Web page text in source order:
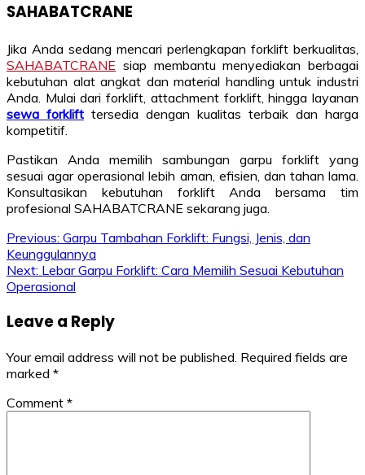
SAHABATCRANE
Jika Anda sedang mencari perlengkapan forklift berkualitas,
SAHABATCRANE siap membantu menyediakan berbagai
kebutuhan alat angkat dan material handling untuk industri
Anda. Mulai dari forklift, attachment forklift, hingga layanan
sewa forklift tersedia dengan kualitas terbaik dan harga
kompetitif.
Pastikan Anda memilih sambungan garpu forklift yang
sesuai agar operasional lebih aman, efisien, dan tahan lama.
Konsultasikan kebutuhan forklift Anda bersama tim
profesional SAHABATCRANE sekarang juga.
Post
navigation
Previous: Garpu Tambahan Forklift: Fungsi, Jenis, dan
Keunggulannya
Next: Lebar Garpu Forklift: Cara Memilih Sesuai Kebutuhan
Operasional
Leave a Reply
Your email address will not be published. Required fields are
marked *
Comment *